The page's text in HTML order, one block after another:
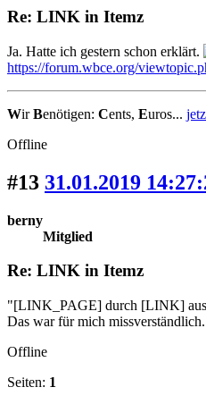
Re: LINK in Itemz
Ja. Hatte ich gestern schon erklärt.
https://forum.wbce.org/
WirBenötigen: Cents, Euros...
Offline
#13 31.01.2019
berny
Mitglied
Re: LINK in Itemz
"[LINK_PAGE] durch [LINK]
Das war für mich
Offline
Seiten: 1